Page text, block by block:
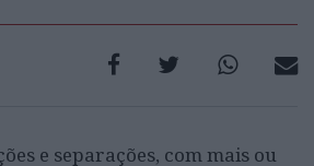
e separações, com mais ou